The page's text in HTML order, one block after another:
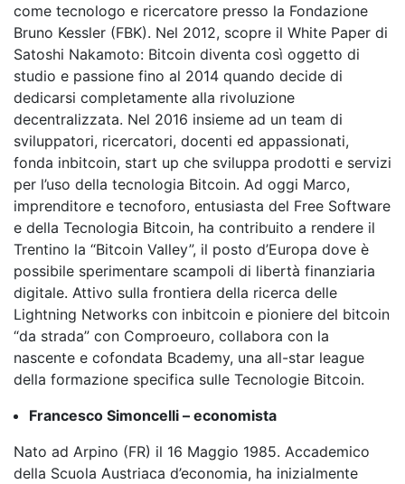
come tecnologo e ricercatore presso la Fondazione
Bruno Kessler (FBK). Nel 2012, scopre il White Paper di
Satoshi Nakamoto: Bitcoin diventa così oggetto di
studio e passione fino al 2014 quando decide di
dedicarsi completamente alla rivoluzione
decentralizzata. Nel 2016 insieme ad un team di
sviluppatori, ricercatori, docenti ed appassionati,
fonda inbitcoin, start up che sviluppa prodotti e servizi
per l’uso della tecnologia Bitcoin. Ad oggi Marco,
imprenditore e tecnoforo, entusiasta del Free Software
e della Tecnologia Bitcoin, ha contribuito a rendere il
Trentino la “Bitcoin Valley”, il posto d’Europa dove è
possibile sperimentare scampoli di libertà finanziaria
digitale. Attivo sulla frontiera della ricerca delle
Lightning Networks con inbitcoin e pioniere del bitcoin
“da strada” con Comproeuro, collabora con la
nascente e cofondata Bcademy, una all-star league
della formazione specifica sulle Tecnologie Bitcoin.
Francesco Simoncelli – economista
Nato ad Arpino (FR) il 16 Maggio 1985. Accademico
della Scuola Austriaca d’economia, ha inizialmente